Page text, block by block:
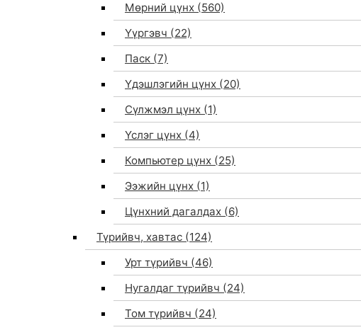
Мөрний цүнх (560)
Үүргэвч (22)
Паск (7)
Үдэшлэгийн цүнх (20)
Сүлжмэл цүнх (1)
Үслэг цүнх (4)
Компьютер цүнх (25)
Ээжийн цүнх (1)
Цүнхний дагалдах (6)
Түрийвч, хавтас (124)
Урт түрийвч (46)
Нугалдаг түрийвч (24)
Том түрийвч (24)